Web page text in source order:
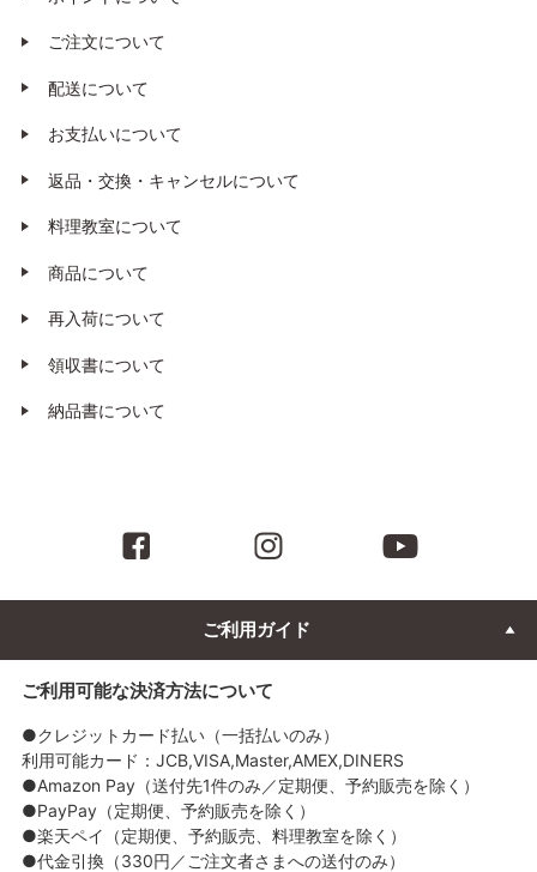
ご注文について
配送について
お支払いについて
返品・交換・キャンセルについて
料理教室について
商品について
再入荷について
領収書について
納品書について
ご利用ガイド
ご利用可能な決済方法について
●クレジットカード払い（一括払いのみ）
利用可能カード：JCB,VISA,Master,AMEX,DINERS
●Amazon Pay（送付先1件のみ／定期便、予約販売を除く）
●PayPay（定期便、予約販売を除く）
●楽天ペイ（定期便、予約販売、料理教室を除く）
●代金引換（330円／ご注文者さまへの送付のみ）